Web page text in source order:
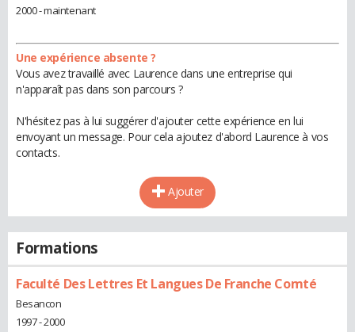
2000 - maintenant
Une expérience absente ?
Vous avez travaillé avec Laurence dans une entreprise qui
n'apparaît pas dans son parcours ?
N'hésitez pas à lui suggérer d'ajouter cette expérience en lui
envoyant un message. Pour cela ajoutez d'abord Laurence à vos
contacts.
Ajouter
Formations
Faculté Des Lettres Et Langues De Franche Comté
Besancon
1997 - 2000